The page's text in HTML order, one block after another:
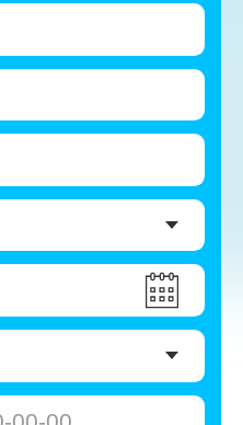
персональных
рекламы